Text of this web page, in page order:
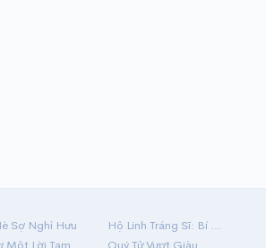
Sợ Nghỉ Hưu
Hộ Linh Tráng Sĩ: Bí Ẩn Mộ Vua Đinh